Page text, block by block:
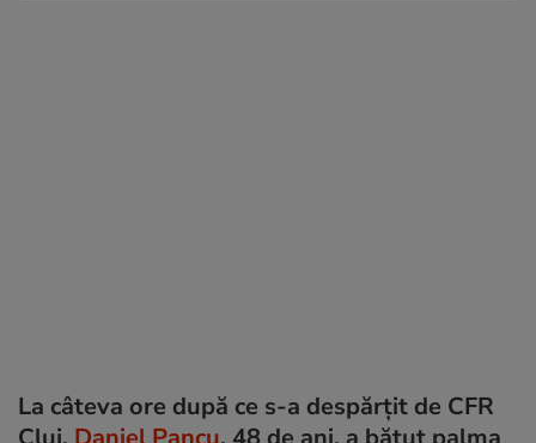
La câteva ore după ce s-a despărțit de CFR